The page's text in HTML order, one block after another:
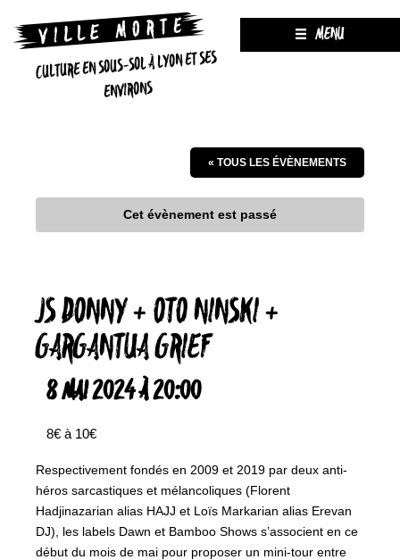
CULTURE EN SOUS-SOL À LYON ET SES
ENVIRONS
MENU
« TOUS LES ÉVÈNEMENTS
Cet évènement est passé
JS DONNY + OTO NINSKI +
GARGANTUA GRIEF
8 MAI 2024 À 20:00
8€ à 10€
Respectivement fondés en 2009 et 2019 par deux anti-
héros sarcastiques et mélancoliques (Florent
Hadjinazarian alias HAJJ et Loïs Markarian alias Erevan
DJ), les labels Dawn et Bamboo Shows s’associent en ce
début du mois de mai pour proposer un mini-tour entre